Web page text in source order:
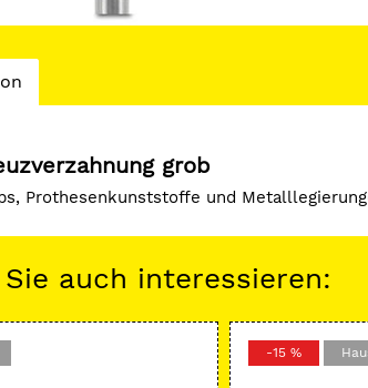
grob
Prothesenkunststoffe und
auch interessieren:
-15 %